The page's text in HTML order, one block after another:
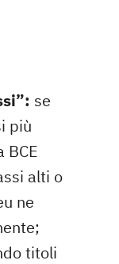
se
più
BCE
alti o
ne
titoli